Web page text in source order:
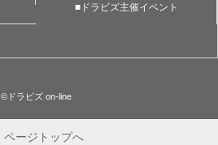
■ドラビズ主催イベント
©ドラビズ on-line
ページトップへ